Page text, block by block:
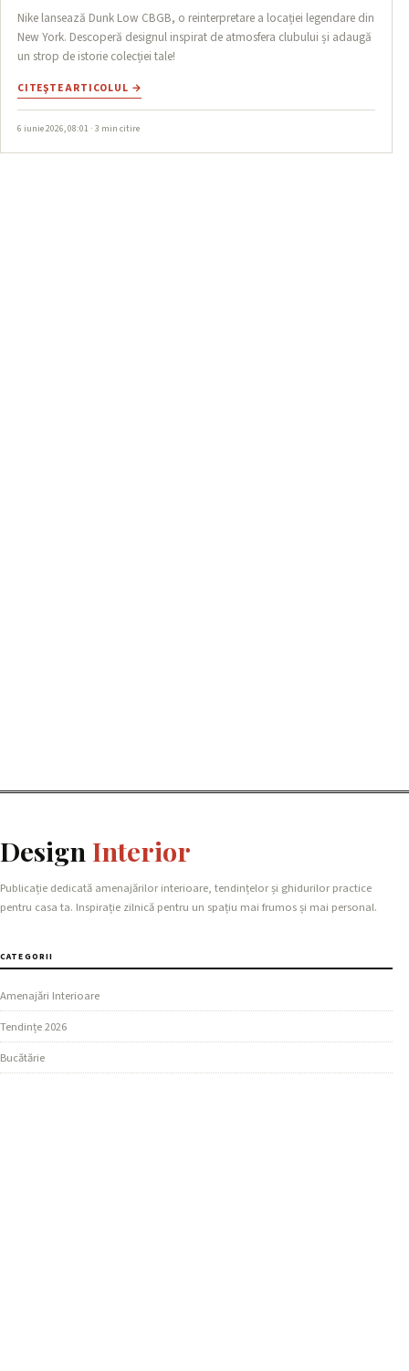
Nike lansează Dunk Low CBGB, o reinterpretare a locației legendare din
New York. Descoperă designul inspirat de atmosfera clubului și adaugă
un strop de istorie colecției tale!
CITEŞTE ARTICOLUL →
6 iunie 2026, 08:01 · 3 min citire
Design Interior
Publicație dedicată amenajărilor interioare, tendințelor și ghidurilor practice
pentru casa ta. Inspirație zilnică pentru un spațiu mai frumos și mai personal.
CATEGORII
Amenajări Interioare
Tendințe 2026
Bucătărie